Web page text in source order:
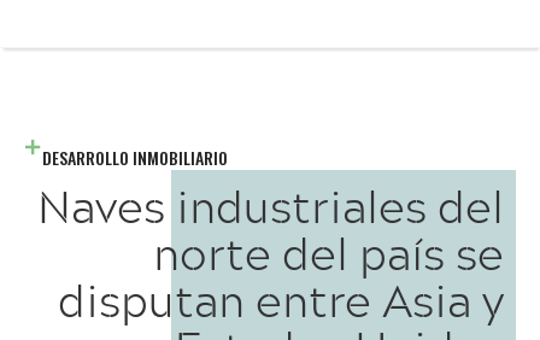
DESARROLLO INMOBILIARIO
Naves industriales del
norte del país se
disputan entre Asia y